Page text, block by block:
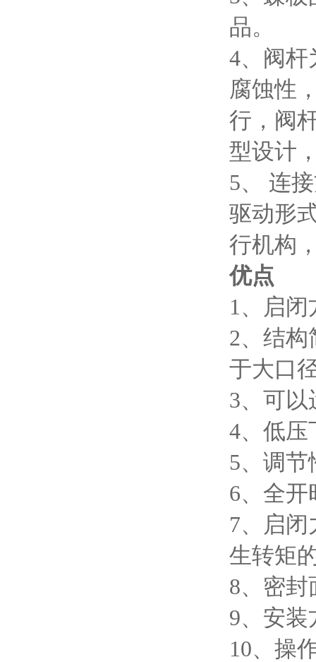
品。
4、阀杆
腐蚀性
行，阀
型设计
5、 连
驱动形
行机构
优点
1、启
2、结
于大口
3、可
4、低压
5、调
6、全
7、启
生转矩
8、密
9、安装
10、操